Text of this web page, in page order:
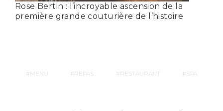
Rose Bertin : l’incroyable ascension de la
première grande couturière de l’histoire
MENU REPAS RESTAURANT SPA